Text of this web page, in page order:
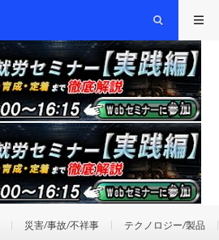
災害/事故/不祥事 テクノロジー/製品